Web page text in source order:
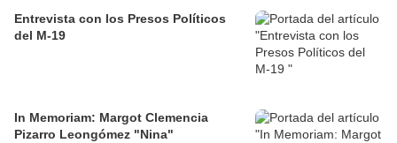
Entrevista con los Presos Políticos
del M-19
In Memoriam: Margot Clemencia
Pizarro Leongómez "Nina"